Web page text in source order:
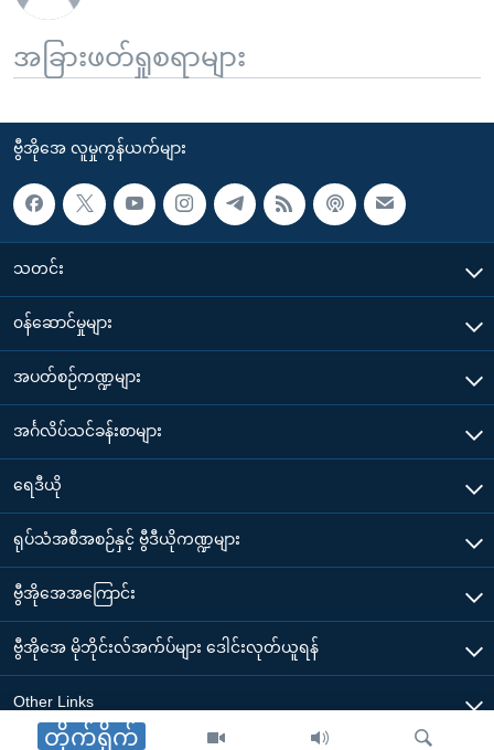
တိုက်ရိုက်
အခြားဖတ်ရှုစရာများ
ဗွီအိုအေ လူမှုကွန်ယက်များ
သတင်း
၀န်ဆောင်မှုများ
အပတ်စဉ်ကဏ္ဍများ
အင်္ဂလိပ်သင်ခန်းစာများ
ရေဒီယို
ရုပ်သံအစီအစဉ်နှင့် ဗွီဒီယိုကဏ္ဍများ
ဗွီအိုအေအကြောင်း
ဗွီအိုအေ မိုဘိုင်းလ်အက်ပ်များ ဒေါင်းလုတ်ယူရန်
Other Links